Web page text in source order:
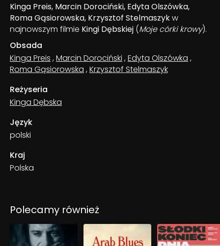
Kinga Preis, Marcin Dorociński, Edyta Olszówka,
Roma Gąsiorowska, Krzysztof Stelmaszykw
najnowszym filmie Kingi Dębskiej (Moje córki krowy).
Obsada
Kinga Preis ,Marcin Dorociński ,Edyta Olszówka ,
Roma Gąsiorowska ,Krzysztof Stelmaszyk
Reżyseria
Kinga Dębska
Język
polski
Kraj
Polska
Polecamy również